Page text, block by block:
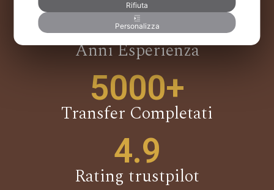
15+
Anni Esperienza
5000+
Transfer Completati
4.9
Rating trustpilot
Rifiuta
Personalizza